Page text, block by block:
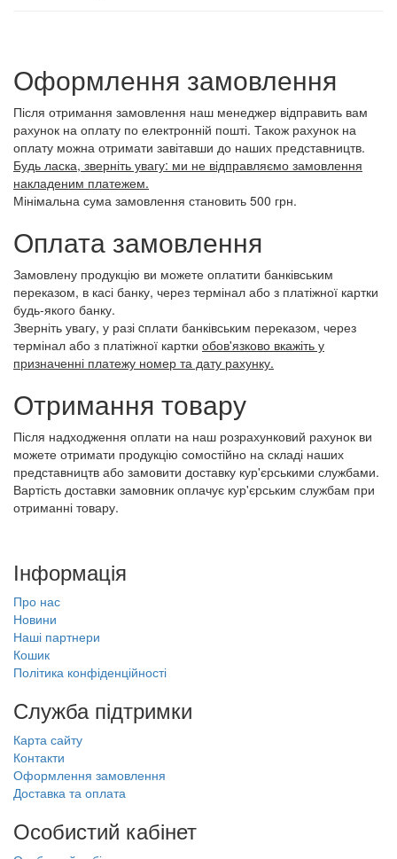
Оформлення замовлення
Після отримання замовлення наш менеджер відправить вам
рахунок на оплату по електронній пошті. Також рахунок на
оплату можна отримати завітавши до наших представництв.
Будь ласка, зверніть увагу: ми не відправляємо замовлення
накладеним платежем.
Мінімальна сума замовлення становить 500 грн.
Оплата замовлення
Замовлену продукцію ви можете оплатити банківським
переказом, в касі банку, через термінал або з платіжної картки
будь-якого банку.
Зверніть увагу, у разі cплати банківським переказом, через
термінал або з платіжної картки обов'язково вкажіть у
призначенні платежу номер та дату рахунку.
Отримання товару
Після надходження оплати на наш розрахунковий рахунок ви
можете отримати продукцію сомостійно на складі наших
представництв або замовити доставку кур'єрськими службами.
Вартість доставки замовник оплачує кур'єрським службам при
отриманні товару.
Інформація
Про нас
Новини
Наші партнери
Кошик
Політика конфіденційності
Служба підтримки
Карта сайту
Контакти
Оформлення замовлення
Доставка та оплата
Особистий кабінет